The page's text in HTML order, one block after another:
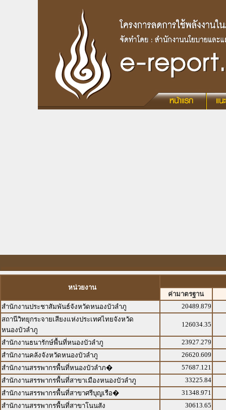
หน่วยงาน
ค่ามาตรฐาน
สำนักงานประชาสัมพันธ์จังหวัดหนองบัวลำภู
20489.879
สถานีวิทยุกระจายเสียงแห่งประเทศไทยจังหวัด
หนองบัวลำภู
126034.35
สำนักงานธนารักษ์พื้นที่หนองบัวลำภู
23927.279
สำนักงานคลังจังหวัดหนองบัวลำภู
26620.609
สำนักงานสรรพากรพื้นที่หนองบัวลำภ�
57687.121
สำนักงานสรรพากรพื้นที่สาขาเมืองหนองบัวลำภู
33225.84
สำนักงานสรรพากรพื้นที่สาขาศรีบุญเรือ�
31348.971
สำนักงานสรรพากรพื้นที่สาขาโนนสัง
30613.65